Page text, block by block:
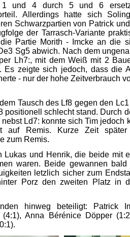
1 und 4 durch 5 und 6
Allerdings hatte sich
Schwarzpartien von Patrick
der Tarrasch-Variante
Partie Morith - Imcke an die
Sg5 abwich. Nach dem
Lh7:, mit dem Weiß mit 2
Es zeigte sich jedoch, dass die
- nur der hohe Zeitverbrauch
Tausch des Lf8 gegen den
schlecht stand. Durch
Ld7: konnte sich Tim jedoch
auf Remis. Kurze Zeit
zum Remis.
und Henrik, die beide mit
waren. Beide gewannen bald
letzlich sicher zum
Porz den zweiten Platz in
hinweg beteiligt: Patrick
Anna Bérénice Döpper